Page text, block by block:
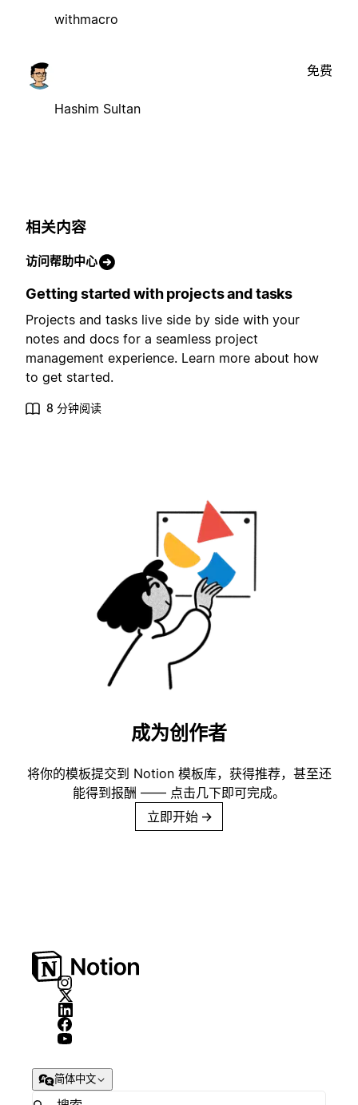
withmacro
Hashim Sultan
免费
相关内容
访问帮助中心
Getting started with projects and tasks
Projects and tasks live side by side with your
notes and docs for a seamless project
management experience. Learn more about how
to get started.
8 分钟阅读
成为创作者
将你的模板提交到 Notion 模板库，获得推荐，甚至还
能得到报酬 —— 点击几下即可完成。
立即开始 →
简体中文